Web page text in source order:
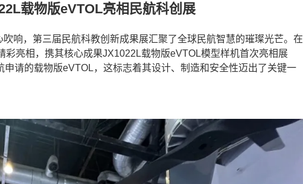
载物版eVTOL亮相民航科创展
，第三届民航科教创新成果展汇聚了全球民航智慧的璀璨光芒。在
亮相，携其核心成果JX1022L载物版eVTOL模型样机首次亮相展
请的载物版eVTOL，这标志着其设计、制造和安全性迈出了关键一